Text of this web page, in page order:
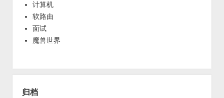
计算机
软路由
面试
魔兽世界
归档